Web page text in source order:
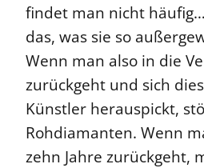
findet man nicht
das, was sie so
Wenn man also in die
zurückgeht und sich
Künstler herauspickt,
Rohdiamanten. Wenn
zehn Jahre zurückgeht,